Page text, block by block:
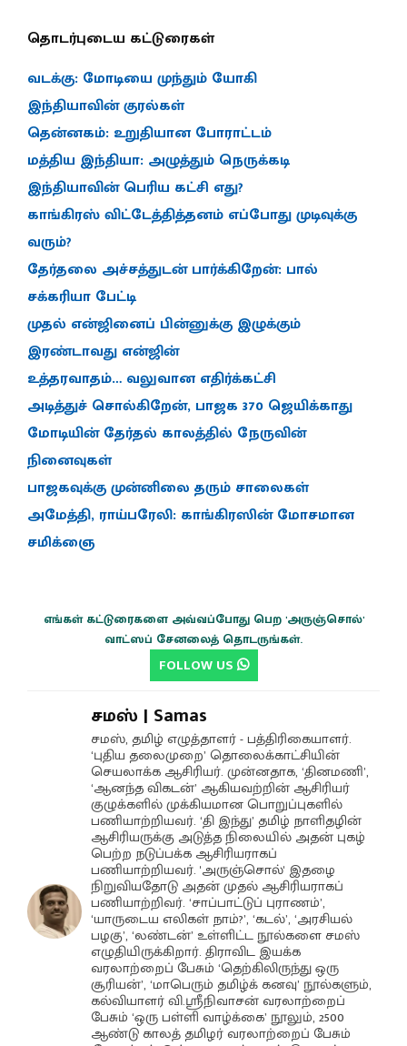
தொடர்புடைய கட்டுரைகள்
வடக்கு: மோடியை முந்தும் யோகி
இந்தியாவின் குரல்கள்
தென்னகம்: உறுதியான போராட்டம்
மத்திய இந்தியா: அழுத்தும் நெருக்கடி
இந்தியாவின் பெரிய கட்சி எது?
காங்கிரஸ் விட்டேத்தித்தனம் எப்போது முடிவுக்கு
வரும்?
தேர்தலை அச்சத்துடன் பார்க்கிறேன்: பால்
சக்கரியா பேட்டி
முதல் என்ஜினைப் பின்னுக்கு இழுக்கும்
இரண்டாவது என்ஜின்
உத்தரவாதம்… வலுவான எதிர்க்கட்சி
அடித்துச் சொல்கிறேன், பாஜக 370 ஜெயிக்காது
மோடியின் தேர்தல் காலத்தில் நேருவின்
நினைவுகள்
பாஜகவுக்கு முன்னிலை தரும் சாலைகள்
அமேத்தி, ராய்பரேலி: காங்கிரஸின் மோசமான
சமிக்ஞை
எங்கள் கட்டுரைகளை அவ்வப்போது பெற 'அருஞ்சொல்'
வாட்ஸப் சேனலைத் தொடருங்கள்.
FOLLOW US
சமஸ் | Samas
சமஸ், தமிழ் எழுத்தாளர் - பத்திரிகையாளர்.
‘புதிய தலைமுறை’ தொலைக்காட்சியின்
செயலாக்க ஆசிரியர். முன்னதாக, ‘தினமணி’,
‘ஆனந்த விகடன்’ ஆகியவற்றின் ஆசிரியர்
குழுக்களில் முக்கியமான பொறுப்புகளில்
பணியாற்றியவர். ‘தி இந்து’ தமிழ் நாளிதழின்
ஆசிரியருக்கு அடுத்த நிலையில் அதன் புகழ்
பெற்ற நடுப்பக்க ஆசிரியராகப்
பணியாற்றியவர். 'அருஞ்சொல்' இதழை
நிறுவியதோடு அதன் முதல் ஆசிரியராகப்
பணியாற்றிவர். ‘சாப்பாட்டுப் புராணம்’,
‘யாருடைய எலிகள் நாம்?’, ‘கடல்’, ‘அரசியல்
பழகு’, ‘லண்டன்’ உள்ளிட்ட நூல்களை சமஸ்
எழுதியிருக்கிறார். திராவிட இயக்க
வரலாற்றைப் பேசும் ‘தெற்கிலிருந்து ஒரு
சூரியன்’, ‘மாபெரும் தமிழ்க் கனவு’ நூல்களும்,
கல்வியாளர் வி.ஸ்ரீநிவாசன் வரலாற்றைப்
பேசும் ‘ஒரு பள்ளி வாழ்க்கை’ நூலும், 2500
ஆண்டு காலத் தமிழர் வரலாற்றைப் பேசும்